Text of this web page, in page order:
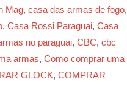
Mag, casa das armas de fogo,
, Casa Rossi Paraguai, Casa
no paraguai, CBC, cbc
armas, Como comprar uma
GLOCK, COMPRAR